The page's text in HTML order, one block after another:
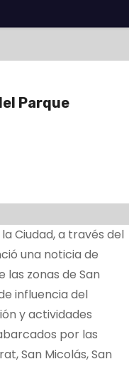
Parque
Ciudad, a través del
una noticia de
zonas de San
influencia del
y actividades
por las
San Micolás, San